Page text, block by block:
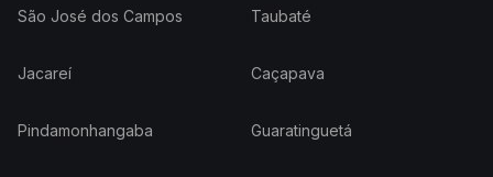
São José dos Campos Taubaté
Jacareí Caçapava
Pindamonhangaba Guaratinguetá